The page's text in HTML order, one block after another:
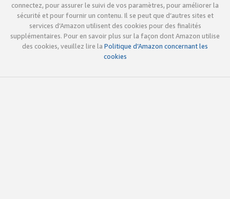
connectez, pour assurer le suivi de vos paramètres, pour améliorer la
sécurité et pour fournir un contenu. Il se peut que d’autres sites et
services d’Amazon utilisent des cookies pour des finalités
supplémentaires. Pour en savoir plus sur la façon dont Amazon utilise
des cookies, veuillez lire la Politique d’Amazon concernant les
cookies